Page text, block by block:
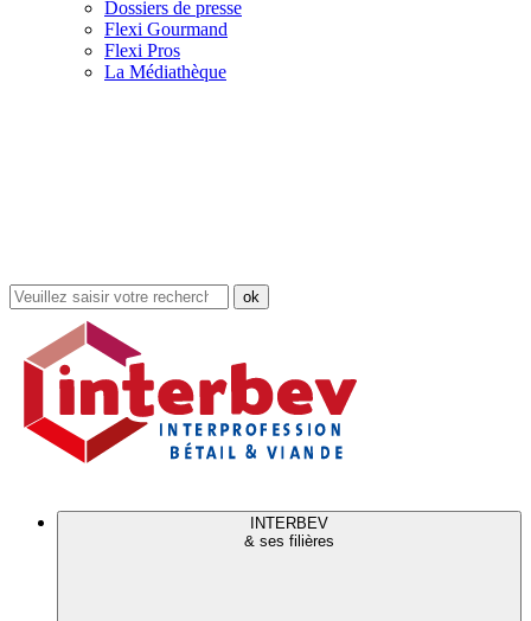
Dossiers de presse
Flexi Gourmand
Flexi Pros
La Médiathèque
Rechercher
dans
site
INTERBEV
& ses filières